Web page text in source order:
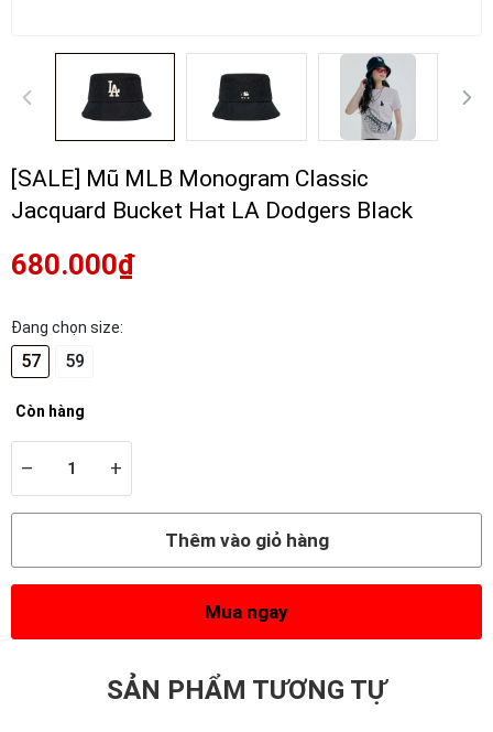
[SALE] Mũ MLB Monogram Classic
Jacquard Bucket Hat LA Dodgers Black
680.000₫
Đang chọn size:
57 59
Còn hàng
– +
Thêm vào giỏ hàng
Mua ngay
SẢN PHẨM TƯƠNG TỰ